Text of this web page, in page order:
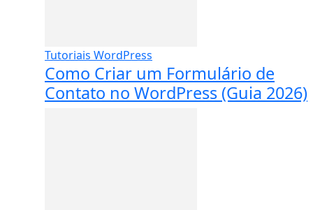
Tutoriais WordPress
Como Criar um Formulário de
Contato no WordPress (Guia 2026)